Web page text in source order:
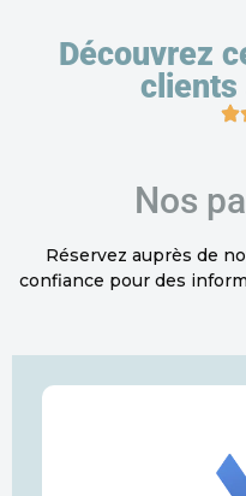
Découvrez
clients
Nos
Réservez auprès de
confiance pour des